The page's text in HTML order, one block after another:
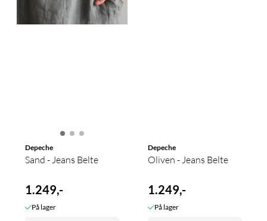
Depeche
Sand - Jeans Belte
1.249,-
På lager
Depeche
Oliven - Jeans Belte
1.249,-
På lager